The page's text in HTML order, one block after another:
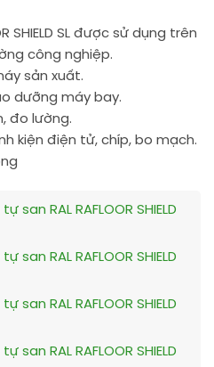
SHIELD SL được sử dụng trên
công nghiệp.
sản xuất.
dưỡng máy bay.
đo lường.
kiện điện tử, chíp, bo mạch.
RAL RAFLOOR SHIELD
RAL RAFLOOR SHIELD
RAL RAFLOOR SHIELD
RAL RAFLOOR SHIELD